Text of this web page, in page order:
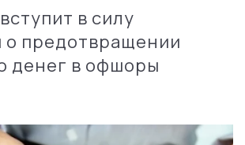
в силу
о предотвращении
денег в офшоры